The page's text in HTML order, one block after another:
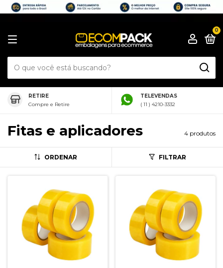
0
RETIRE
Compre e Retire
TELEVENDAS
( 11 ) 4210-3332
Fitas e aplicadores 4 produtos
ORDENAR FILTRAR